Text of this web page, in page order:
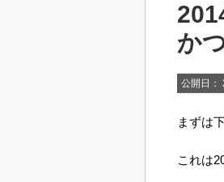
か
公開日：
まずは
これは